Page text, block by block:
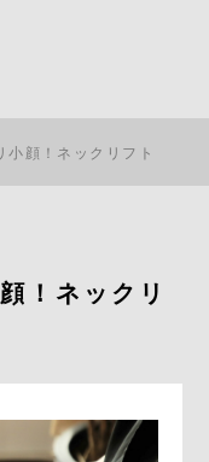
小顔！ネックリフト
！ネックリ